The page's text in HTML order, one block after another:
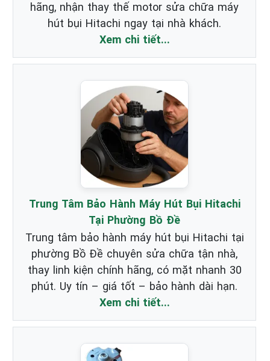
hãng, nhận thay thế motor sửa chữa máy
hút bụi Hitachi ngay tại nhà khách.
Xem chi tiết...
Trung Tâm Bảo Hành Máy Hút Bụi Hitachi
Tại Phường Bồ Đề
Trung tâm bảo hành máy hút bụi Hitachi tại
phường Bồ Đề chuyên sửa chữa tận nhà,
thay linh kiện chính hãng, có mặt nhanh 30
phút. Uy tín – giá tốt – bảo hành dài hạn.
Xem chi tiết...